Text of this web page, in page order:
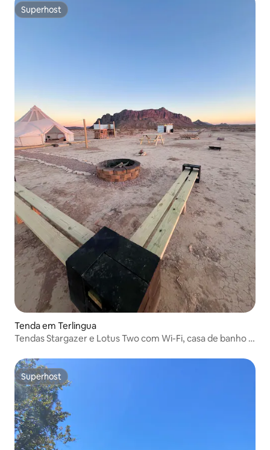
Superhost
Superhost
Tenda em Terlingua
Tendas Stargazer e Lotus Two com Wi-Fi, casa de banho e
Superhost
Superhost